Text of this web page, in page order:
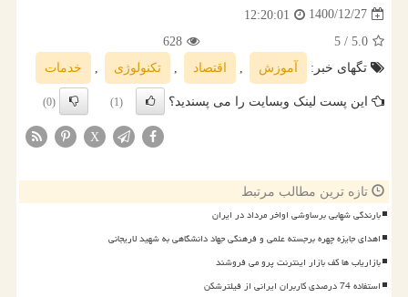
1400/12/27
12:20:01
5.0
/ 5
628
تگهای خبر:
آموزش , اقتصاد , تكنولوژی , خدمات
این پست لینک وبسایت را می پسندید؟ (1)
(0)
X
تازه ترین مطالب مرتبط
بارندگی شهابی برساوشی اواخر مرداد در ایران
اهدای جایزه چهره برجسته علمی و فرهنگی جهاد دانشگاهی به شهید لاریجانی
بازاریاب ها کف بازار اینترنت پرو می فروشند
استفاده 74 درصدی کاربران ایرانی از فیلترشکن